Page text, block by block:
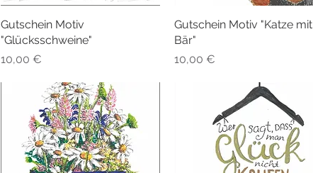
Schnellansicht
Gutschein Motiv
"Glücksschweine"
Preis
10,00 €
Schnellansicht
Gutschein Motiv "Katze mit
Bär"
Preis
10,00 €